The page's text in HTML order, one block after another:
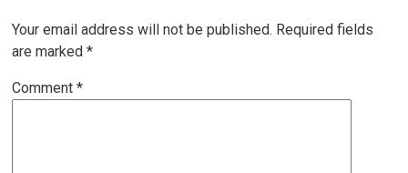
Your email address will not be published. Required fields
are marked *
Comment *